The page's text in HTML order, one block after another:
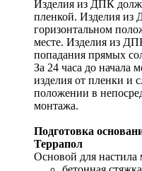
Изделия из ДПК
пленкой. Изделия из
горизонтальном
месте. Изделия из
попадания прямых
За 24 часа до начала
изделия от пленки и
положении в
монтажа.
Подготовка
Террапол
Основой для настила